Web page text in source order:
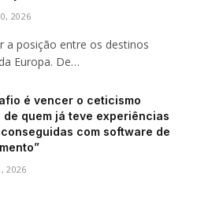
2026
a posição entre os destinos
Europa. De…
é vencer o ceticismo
de quem já teve experiências
com software de
2026